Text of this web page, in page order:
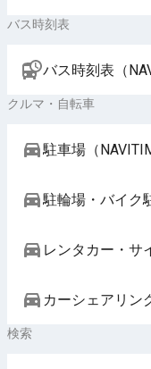
バス時刻表
バス時刻表（
クルマ・自転車
駐車場（
駐輪場・バイク
レンタカー・サ
カーシェアリン
検索